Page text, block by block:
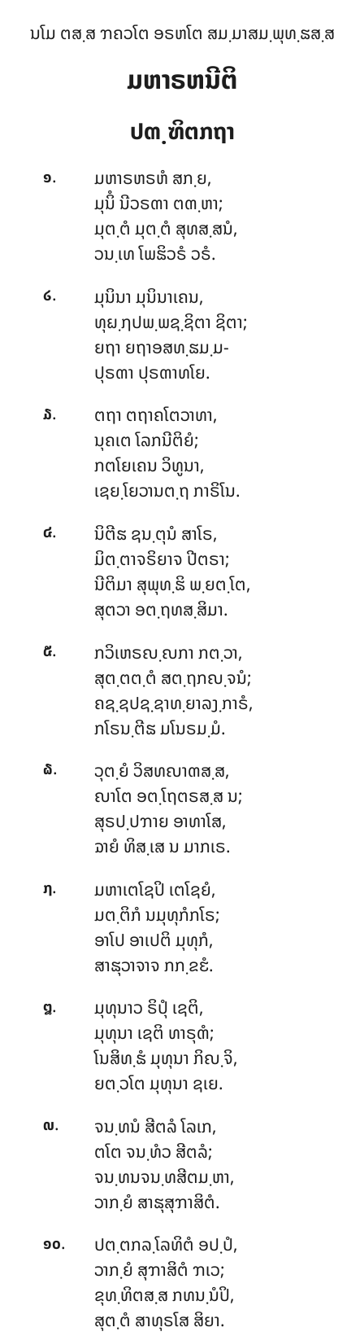
ນໂມ ຕສ຺ສ ຠຄວໂຕ ອຣຫໂຕ ສມ຺ມາສມ຺ພຸທ຺ຘສ຺ສ
ມຫາຣຫນີຕິ
ປຓ຺ຑິຕກຖາ
໑. ມຫາຣຫຣຫໍ ສກ຺ຍ,
ມຸນິໍ ນີວຣຓາ ຕຓ຺ຫາ;
ມຸຕ຺ຕໍ ມຸຕ຺ຕໍ ສຸທສ຺ສນໍ,
ວນ຺ເທ ໂພຘິວຣໍ ວຣໍ.
໒. ມຸນິນາ ມຸນິນາເຄນ,
ທຸຏ຺ຐປພ຺ພຊ຺ຊິຕາ ຊິຕາ;
ຍຖາ ຍຖາອສທ຺ຘມ຺ມ-
ປຸຣຓາ ປຸຣຓາທໂຍ.
໓.
ຕຖາ ຕຖາຄໂຕວາທາ,
ນຸຄເຕ ໂລກນີຕິຍໍ;
ກຕໂຍເຄນ ວິທູນາ,
ເຊຍ຺ໂຍວານຕ຺ຖ ກາຣິໂນ.
໔. ນິຕີຘ ຊນ຺ຕຸນໍ ສາໂຣ,
ມິຕ຺ຕາຈຣິຍາຈ ປີຕຣາ;
ນີຕິມາ ສຸພຸທ຺ຘິ ພ຺ຍຕ຺ໂຕ,
ສຸຕວາ ອຕ຺ຖທສ຺ສິມາ.
໕.
ກວິເຫຣຎ຺ຎກາ ກຕ຺ວາ,
ສຸຕ຺ຕຕ຺ຕໍ ສຕ຺ຖກຎ຺ຈນໍ;
ຄຊ຺ຊປຊ຺ຊາທ຺ຍາລງ຺ກາຣໍ,
ກໂຣນ຺ຕີຘ ມໂນຣມ຺ມໍ.
໖. ວຸຕ຺ຍໍວິສທຎາຓສ຺ສ,
ຎາໂຕ ອຕ຺ໂຖຕຣສ຺ສ ນ;
ສຸຣປ຺ປຠາຍ ອາທາໂສ,
ຉາຍໍ ທິສ຺ເສ ນ ມາກເຣ.
໗.
ມຫາເຕໂຊປິ ເຕໂຊຍໍ,
ມຕ຺ຕິກໍ ນມຸທຸກໍກໂຣ;
ອາໂປ ອາເປຕິ ມຸທຸກໍ,
ສາຘຸວາຈາຈ ກກ຺ຂຬໍ.
໘. ມຸທຸນາວ ຣິປຸໍ ເຊຕິ,
ມຸທຸນາ ເຊຕິ ທາຣຸຓໍ;
ໂນສິທ຺ຘໍ ມຸທຸນາ ກິຎ຺ຈິ,
ຍຕ຺ວໂຕ ມຸທຸນາ ຊເຍ.
໙.
ຈນ຺ທນໍ ສີຕລໍ ໂລເກ,
ຕໂຕ ຈນ຺ທໍວ ສີຕລໍ;
ຈນ຺ທນຈນ຺ທສີຕມ຺ຫາ,
ວາກ຺ຍໍ ສາຘຸສຸຠາສິຕໍ.
໑໐. ປຕ຺ຕກລ຺ໂລທິຕໍ ອປ຺ປໍ,
ວາກ຺ຍໍ ສຸຠາສິຕໍ ຠເວ;
ຂຸທ຺ທິຕສ຺ສ ກທນ຺ນໍປິ,
ສຸຕ຺ຕໍ ສາທຸຣໂສ ສິຍາ.